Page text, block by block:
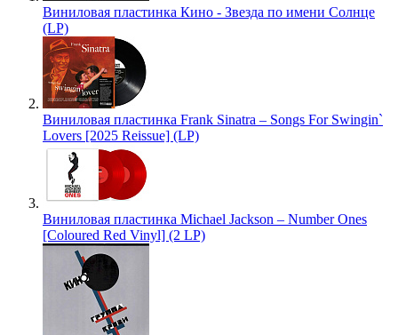
Виниловая пластинка Кино - Звезда по имени Солнце
(LP)
Виниловая пластинка Frank Sinatra – Songs For Swingin`
Lovers [2025 Reissue] (LP)
Виниловая пластинка Michael Jackson – Number Ones
[Coloured Red Vinyl] (2 LP)